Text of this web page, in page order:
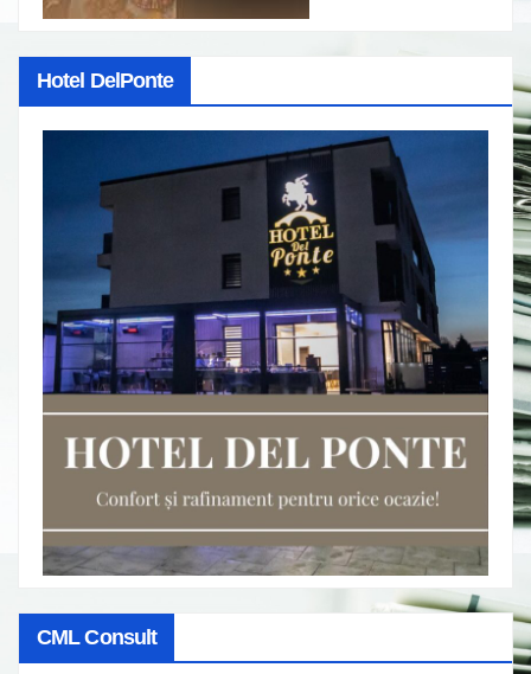
Hotel DelPonte
CML Consult